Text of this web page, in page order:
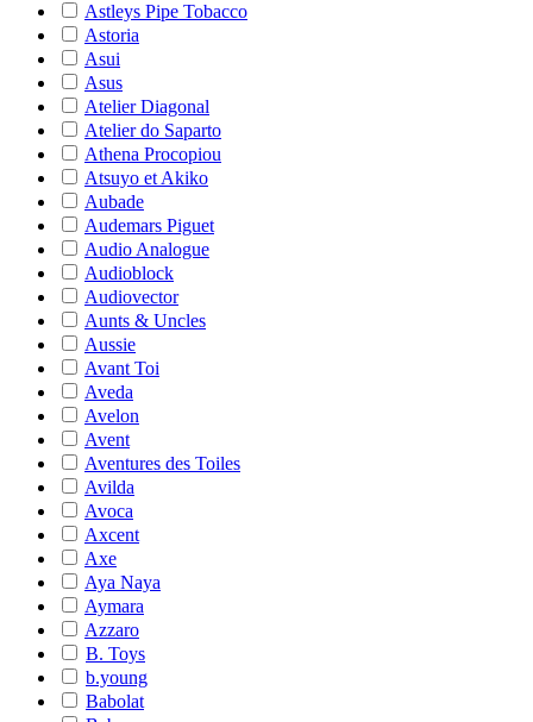
Astleys Pipe Tobacco
Astoria
Asui
Asus
Atelier Diagonal
Atelier do Saparto
Athena Procopiou
Atsuyo et Akiko
Aubade
Audemars Piguet
Audio Analogue
Audioblock
Audiovector
Aunts & Uncles
Aussie
Avant Toi
Aveda
Avelon
Avent
Aventures des Toiles
Avilda
Avoca
Axcent
Axe
Aya Naya
Aymara
Azzaro
B. Toys
b.young
Babolat